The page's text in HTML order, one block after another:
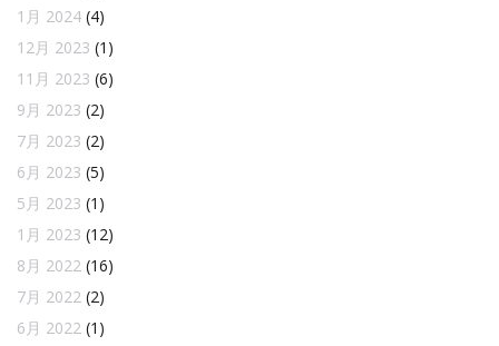
1月 2024 (4)
12月 2023 (1)
11月 2023 (6)
9月 2023 (2)
7月 2023 (2)
6月 2023 (5)
5月 2023 (1)
1月 2023 (12)
8月 2022 (16)
7月 2022 (2)
6月 2022 (1)